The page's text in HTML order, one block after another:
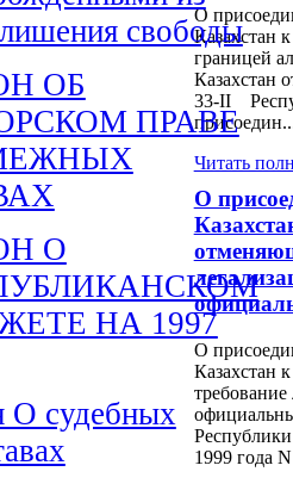
свободы
ОБ
ПРАВЕ
О
НА 1997
О судебных
О
Казахстан
границей
Казахстан
33-II
Читать
О
О
Казахстан
Республики
1999 года